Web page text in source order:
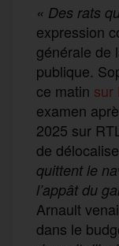
« Des rats
expression
générale de
publique.
ce matin sur
examen
2025 sur
de
quittent le
l’appât du
Arnault
dans le